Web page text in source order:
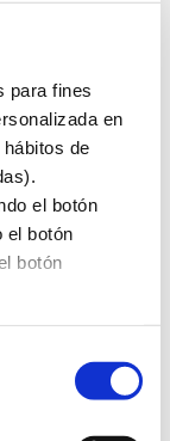
para fines
en
de
el botón
el botón
botón
carretera,